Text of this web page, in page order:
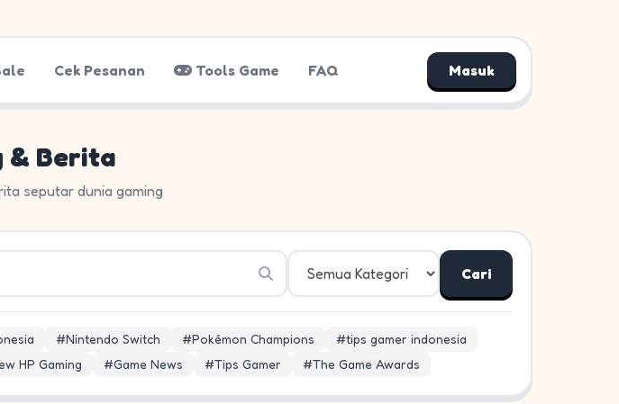
Cek Pesanan Tools Game FAQ Masuk
& Berita
seputar dunia gaming
Cari
#Nintendo Switch #Pokémon Champions
#tips gamer indonesia
HP Gaming #Game News #Tips Gamer #The Game Awards